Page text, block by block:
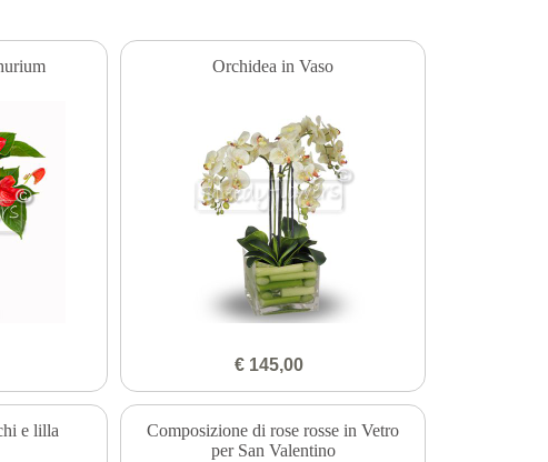
Orchidea in Vaso
€ 145,00
e lilla
Composizione di rose rosse in Vetro
per San Valentino